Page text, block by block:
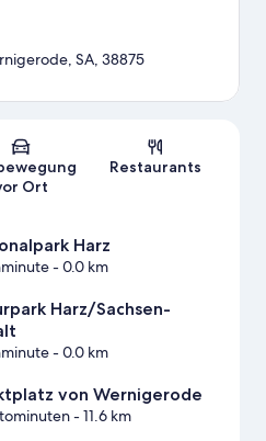
Karte
SA, 38875
Ort
Restaurants
Harz
- 0.0 km
Harz/Sachsen-
- 0.0 km
von Wernigerode
- 11.6 km